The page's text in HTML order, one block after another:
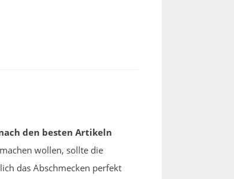
den besten Artikeln
wollen, sollte die
das Abschmecken perfekt